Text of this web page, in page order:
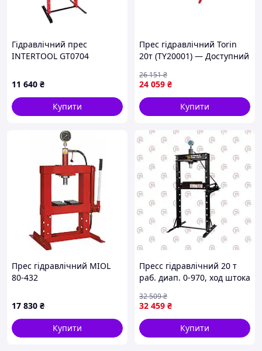
Гідравлічний прес
INTERTOOL GT0704
11 640 ₴
Купити
Прес гідравлічний Torin
20т (TY20001) — Доступний
24 059 ₴
26 151₴
Купити
Прес гідравлічний MIOL
80-432
17 830 ₴
Купити
Пресс гідравлічний 20 т
раб. диап. 0-970, ход штока
FORCE)
32 459 ₴
32 509₴
Купити